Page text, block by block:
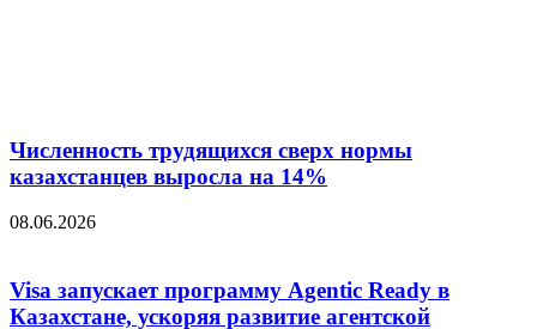
Численность трудящихся сверх нормы
казахстанцев выросла на 14%
08.06.2026
Visa запускает программу Agentic Ready в
Казахстане, ускоряя развитие агентской